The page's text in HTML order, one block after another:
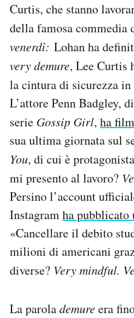
Notifiche mobile
Regala il Post
Hai bisogno di aiuto?
Esci
Curtis, che stanno
della famosa commedia
venerdì: Lohan ha
very demure, Lee Curtis
la cintura di sicurezza in
L’attore Penn Badgley,
serie Gossip Girl, ha
sua ultima giornata sul
You, di cui è
mi presento al lavoro?
Persino l’account
Instagramha pubblicato
«Cancellare il debito
milioni di americani
diverse? Very mindful.
La parolademureera